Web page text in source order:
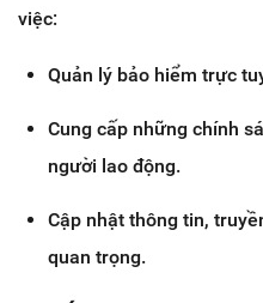
việc:
Quản lý bảo hiểm trực
Cung cấp những chính
người lao động.
Cập nhật thông tin,
quan trọng.